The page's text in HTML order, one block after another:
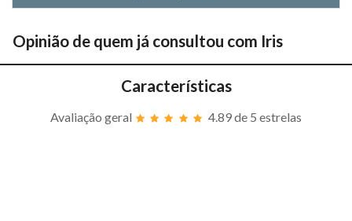
Opinião de quem já consultou com Iris
Características
Avaliação geral 4.89de 5 estrelas